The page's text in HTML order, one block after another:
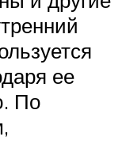
ее
По